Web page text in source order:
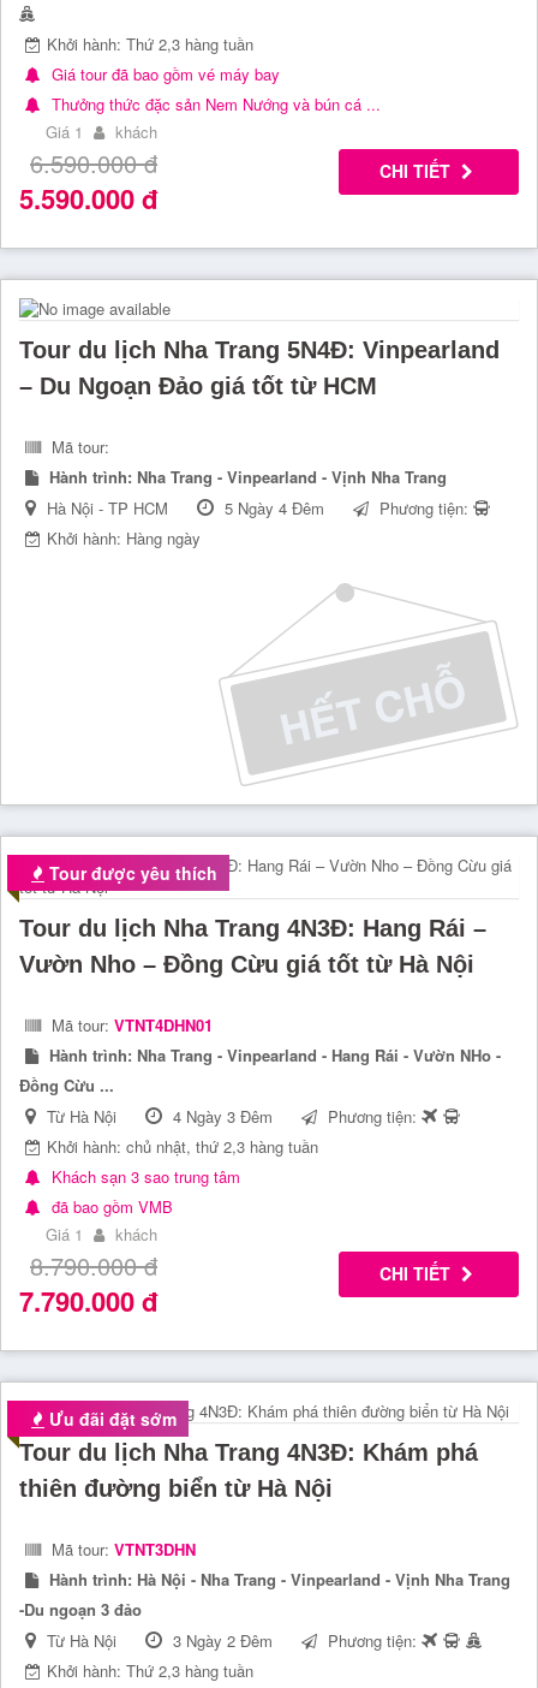
Khởi hành: Thứ 2,3 hàng tuần
Giá tour đã bao gồm vé máy bay
Thưởng thức đặc sản Nem Nướng và bún cá ...
Giá 1
khách
6.590.000đ
5.590.000đ
CHI TIẾT
Tour du lịch Nha Trang 5N4Đ: Vinpearland
– Du Ngoạn Đảo giá tốt từ HCM
Mã tour:
Hành trình: Nha Trang - Vinpearland - Vịnh Nha Trang
Hà Nội - TP HCM
5 Ngày 4 Đêm
Phương tiện:
Khởi hành: Hàng ngày
Tour được yêu thích
Tour du lịch Nha Trang 4N3Đ: Hang Rái –
Vườn Nho – Đồng Cừu giá tốt từ Hà Nội
Mã tour: VTNT4DHN01
Hành trình: Nha Trang - Vinpearland - Hang Rái - Vườn NHo -
Đồng Cừu ...
Từ Hà Nội
4 Ngày 3 Đêm
Phương tiện:
Khởi hành: chủ nhật, thứ 2,3 hàng tuần
Khách sạn 3 sao trung tâm
đã bao gồm VMB
Giá 1
khách
8.790.000đ
7.790.000đ
CHI TIẾT
Ưu đãi đặt sớm
Tour du lịch Nha Trang 4N3Đ: Khám phá
thiên đường biển từ Hà Nội
Mã tour: VTNT3DHN
Hành trình: Hà Nội - Nha Trang - Vinpearland - Vịnh Nha Trang
-Du ngoạn 3 đảo
Từ Hà Nội
3 Ngày 2 Đêm
Phương tiện:
Khởi hành: Thứ 2,3 hàng tuần